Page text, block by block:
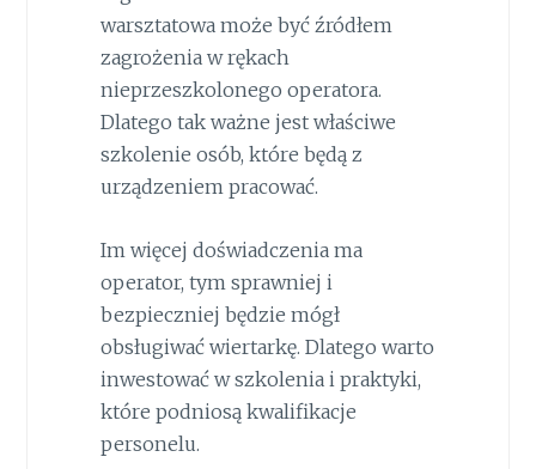
warsztatowa może być źródłem
zagrożenia w rękach
nieprzeszkolonego operatora.
Dlatego tak ważne jest właściwe
szkolenie osób, które będą z
urządzeniem pracować.
Im więcej doświadczenia ma
operator, tym sprawniej i
bezpieczniej będzie mógł
obsługiwać wiertarkę. Dlatego warto
inwestować w szkolenia i praktyki,
które podniosą kwalifikacje
personelu.